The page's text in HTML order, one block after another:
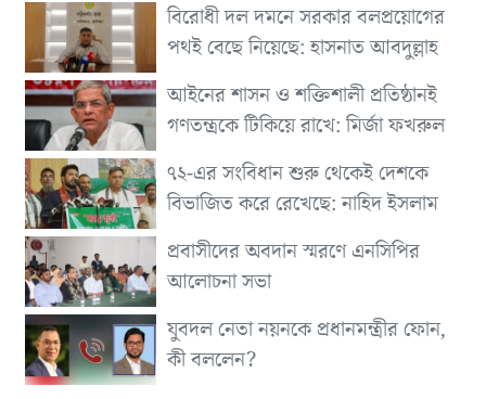
বিরোধী দল দমনে সরকার বলপ্রয়োগের
পথই বেছে নিয়েছে: হাসনাত আবদুল্লাহ
আইনের শাসন ও শক্তিশালী প্রতিষ্ঠানই
গণতন্ত্রকে টিকিয়ে রাখে: মির্জা ফখরুল
৭২-এর সংবিধান শুরু থেকেই দেশকে
বিভাজিত করে রেখেছে: নাহিদ ইসলাম
প্রবাসীদের অবদান স্মরণে এনসিপির
আলোচনা সভা
যুবদল নেতা নয়নকে প্রধানমন্ত্রীর ফোন,
কী বললেন?